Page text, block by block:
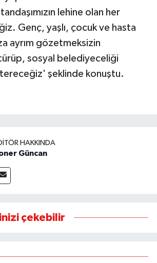
lehine olan her
Genç, yaşlı, çocuk ve hasta
ayrım gözetmeksizin
sosyal belediyeceliği
şeklinde konuştu.
HAKKINDA
Güncan
çekebilir